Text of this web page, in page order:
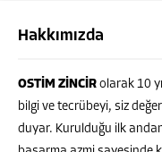
Hakkımızda
OSTİM ZİNCİR olarak 10
bilgi ve tecrübeyi, siz
duyar. Kurulduğu ilk